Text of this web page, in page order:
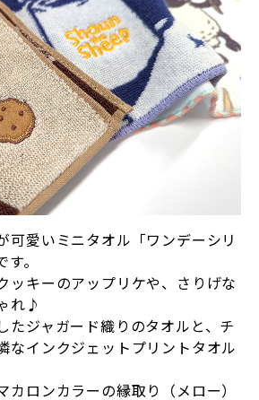
可愛いミニタオル「ワンデーシリ
。
ッキーのアップリケや、さりげな
れ♪
たジャガード織りのタオルと、チ
なインクジェットプリントタオル
カロンカラーの縁取り（メロー）